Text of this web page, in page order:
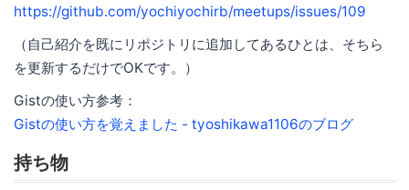
https://github.com/yochiyochirb/meetups/issues/109
（自己紹介を既にリポジトリに追加してあるひとは、そちら
を更新するだけでOKです。）
Gistの使い方参考：
Gistの使い方を覚えました - tyoshikawa1106のブログ
持ち物